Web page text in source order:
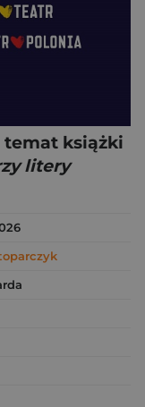
temat książki
litery